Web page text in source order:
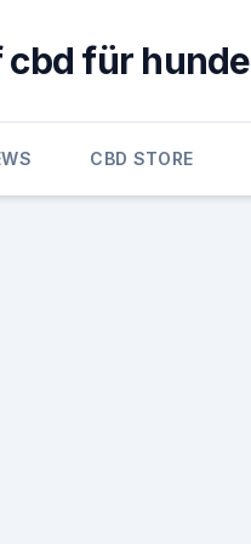
cbd für hunde
CBD STORE